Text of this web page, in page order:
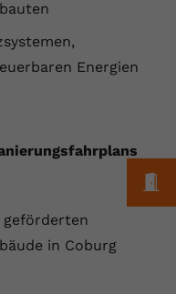
Energien
in Coburg